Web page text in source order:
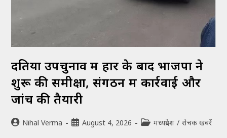
दतिया उपचुनाव में हार के बाद भाजपा ने
शुरू की समीक्षा, संगठन में कार्रवाई और
जांच की तैयारी
Nihal Verma August 4, 2026 मध्यप्रदेश / रोचक खबरें